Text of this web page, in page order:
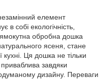
елемент
в собі екологічність,
обробна дошка
ясеня, стане
Ця дошка не тільки
завдяки
дизайну. Переваги